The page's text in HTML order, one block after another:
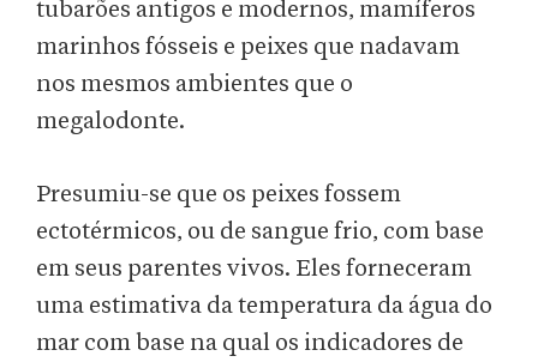
tubarões antigos e modernos, mamíferos
marinhos fósseis e peixes que nadavam
nos mesmos ambientes que o
megalodonte.
Presumiu-se que os peixes fossem
ectotérmicos, ou de sangue frio, com base
em seus parentes vivos. Eles forneceram
uma estimativa da temperatura da água do
mar com base na qual os indicadores de